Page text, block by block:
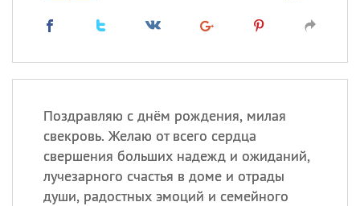
Поздравляю с днём рождения, милая
свекровь. Желаю от всего сердца
свершения больших надежд и ожиданий,
лучезарного счастья в доме и отрады
души, радостных эмоций и семейного